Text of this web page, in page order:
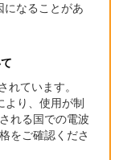
になることがあ
れています。
より、使用が制
れる国での電波
をご確認くださ